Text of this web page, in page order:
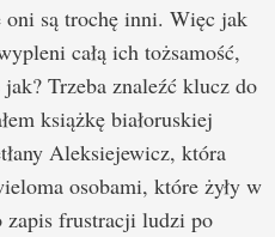
oni są trochę inni. Więc jak
całą ich tożsamość,
Trzeba znaleźć klucz do
książkę białoruskiej
Aleksiejewicz, która
osobami, które żyły w
zapis frustracji ludzi po